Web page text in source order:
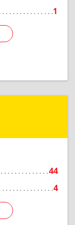
1
44
4
Подробнее